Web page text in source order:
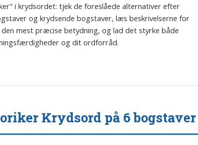
i krydsordet: tjek de foreslåede alternativer efter
og krydsende bogstaver, læs beskrivelserne for
mest præcise betydning, og lad det styrke både
og dit ordforråd.
Krydsord på 6 bogstaver